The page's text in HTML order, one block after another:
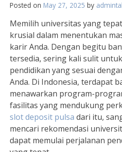
Posted on May 27, 2025 by
Memilih universitas yang
krusial dalam menentukan
karir Anda. Dengan begitu
tersedia, sering kali sulit
pendidikan yang sesuai
Anda. Di Indonesia, terdapat
menawarkan program-
fasilitas yang mendukung
slot deposit pulsa dari itu,
mencari rekomendasi
dapat memulai perjalanan